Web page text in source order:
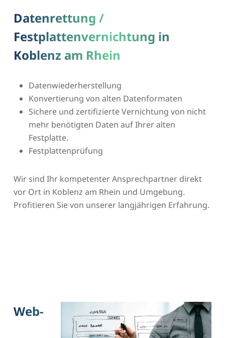
Datenrettung /
Festplattenvernichtung in
Koblenz am Rhein
Datenwiederherstellung
Konvertierung von alten Datenformaten
Sichere und zertifizierte Vernichtung von nicht
mehr benötigten Daten auf Ihrer alten
Festplatte.
Festplattenprüfung
Wir sind Ihr kompetenter Ansprechpartner direkt
vor Ort in Koblenz am Rhein und Umgebung.
Profitieren Sie von unserer langjährigen Erfahrung.
Web-